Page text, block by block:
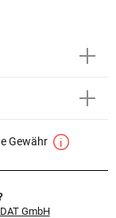
Gewähr
GmbH